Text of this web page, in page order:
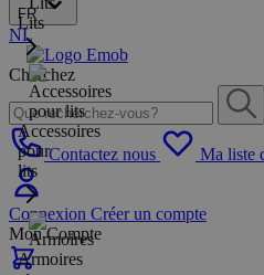
FR
NL
Cherchez
Contactez nous Ma liste
Connexion Créer un compte
Mon Compte
Lits
Accessoires
pour
lits
Armoires